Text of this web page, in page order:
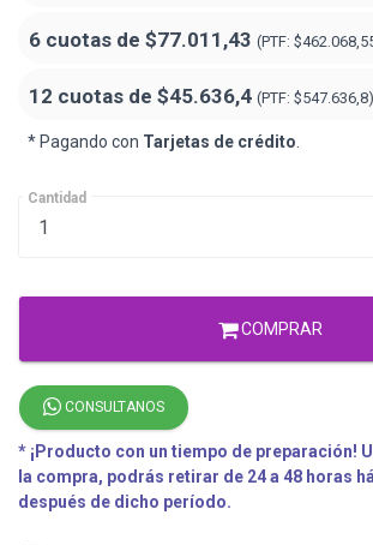
6 cuotas de $77.011,43 (PTF:
12 cuotas de $45.636,4 (PTF: $547.636,8)
* Pagando con Tarjetas de crédito
Cantidad
COMPRAR
CONSULTANOS
* ¡Producto con un tiempo de preparación!
la compra, podrás retirar de 24 a 48 horas
después de dicho período.